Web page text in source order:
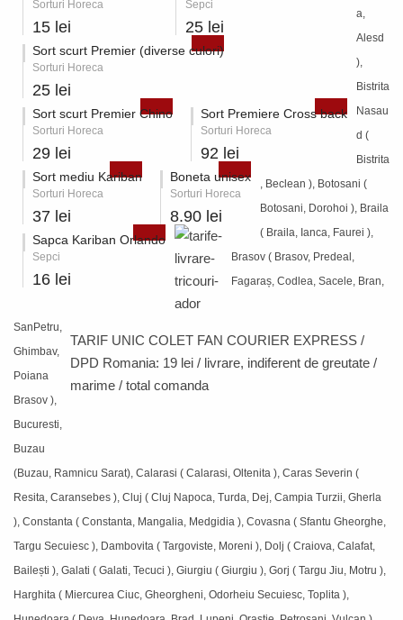
Sorturi Horeca
15 lei
Sepci
25 lei
Sort scurt Premier (diverse culori)
Sorturi Horeca
25 lei
Sort scurt Premier Chino
Sorturi Horeca
29 lei
Sort Premiere Cross back
Sorturi Horeca
92 lei
Sort mediu Kariban
Sorturi Horeca
37 lei
Boneta unisex
Sorturi Horeca
8.90 lei
Sapca Kariban Orlando
Sepci
16 lei
TARIF UNIC COLET FAN COURIER EXPRESS /
DPD Romania: 19 lei / livrare, indiferent de greutate /
marime / total comanda
a,
Alesd
),
Bistrita
Nasau
d (
Bistrita
, Beclean ), Botosani (
Botosani, Dorohoi ), Braila
( Braila, Ianca, Faurei ),
Brasov ( Brasov, Predeal,
Fagaraș, Codlea, Sacele, Bran,
SanPetru,
Ghimbav,
Poiana
Brasov ),
Bucuresti,
Buzau
(Buzau, Ramnicu Sarat), Calarasi ( Calarasi, Oltenita ), Caras Severin (
Resita, Caransebes ), Cluj ( Cluj Napoca, Turda, Dej, Campia Turzii, Gherla
), Constanta ( Constanta, Mangalia, Medgidia ), Covasna ( Sfantu Gheorghe,
Targu Secuiesc ), Dambovita ( Targoviste, Moreni ), Dolj ( Craiova, Calafat,
Bailești ), Galati ( Galati, Tecuci ), Giurgiu ( Giurgiu ), Gorj ( Targu Jiu, Motru ),
Harghita ( Miercurea Ciuc, Gheorgheni, Odorheiu Secuiesc, Toplita ),